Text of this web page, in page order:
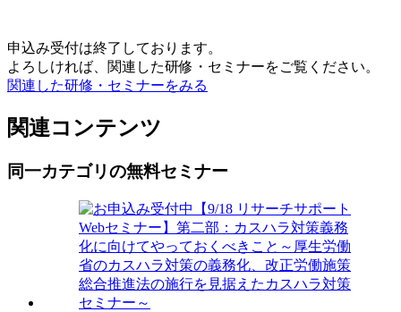
申込み受付は終了しております。
よろしければ、関連した研修・セミナーをご覧ください。
関連した研修・セミナーをみる
関連コンテンツ
同一カテゴリの無料セミナー